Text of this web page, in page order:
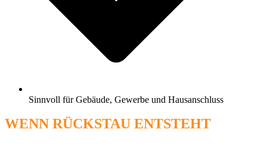
Sinnvoll für Gebäude, Gewerbe und Hausanschluss
WENN RÜCKSTAU ENTSTEHT